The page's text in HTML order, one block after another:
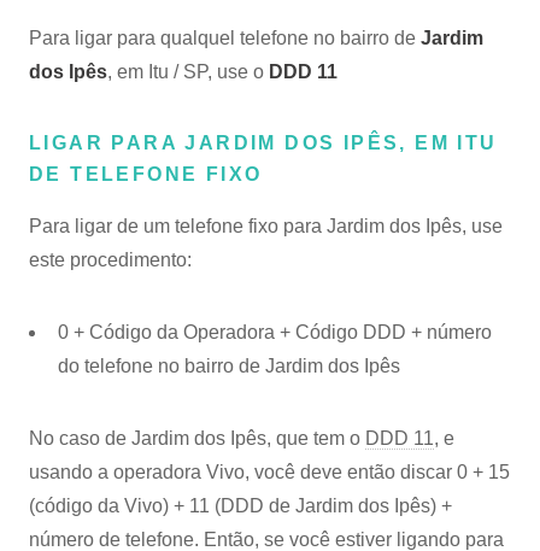
Para ligar para qualquel telefone no bairro de Jardim
dos Ipês, em Itu / SP, use o DDD 11
LIGAR PARA JARDIM DOS IPÊS, EM ITU
DE TELEFONE FIXO
Para ligar de um telefone fixo para Jardim dos Ipês, use
este procedimento:
0 + Código da Operadora + Código DDD + número
do telefone no bairro de Jardim dos Ipês
No caso de Jardim dos Ipês, que tem o DDD 11, e
usando a operadora Vivo, você deve então discar 0 + 15
(código da Vivo) + 11 (DDD de Jardim dos Ipês) +
número de telefone. Então, se você estiver ligando para